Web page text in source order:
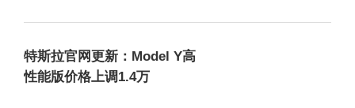
特斯拉官网更新：Model Y高
性能版价格上调1.4万